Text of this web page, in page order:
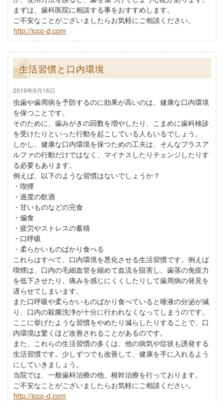
まずは、歯科医院に相談する事をおすすめします。
ご不安なことがございましたらお気軽にご相談ください。
http://icco-d.com
生活習慣と口内環境
2019年9月16日
虫歯や歯周病を予防するのに効果が高いのは、健康な口内環境
を保つことです。
そのために、歯みがきの回数を増やしたり、こまめに歯科検診
を受けたりといった行動を起こしている人もいるでしょう。
しかし、健康な口内環境を保つための工夫は、そんなプラスア
ルファの行動だけではなく、マイナスしたりチェンジしたりす
る必要もあります。
例えば、以下のような習慣はないでしょうか？
・喫煙
・過度の飲酒
・甘いものなどの完食
・偏食
・疲労やストレスの蓄積
・口呼吸
・柔らかいものばかり食べる
これらはすべて、口内環境を悪化させる生活習慣です。例えば
喫煙は、口内の毛細血管を縮めて血流を阻害し、歯茎の免疫力
を低下させたり、痛みを感じにくくしたりして歯周病の発見を
遅らせてしまいます。
また口呼吸や柔らかいものばかり食べていると唾液の分泌が減
り、口内の殺菌洗浄が十分に行われなくなってしまうのです。
ここに挙げたような習慣をやめたり減らしたりすることで、口
内環境は驚くほど改善されることがあるのです。
また、これらの生活習慣の多くは、他の病気や症状も誘発する
生活習慣です。少しずつでも改善して、健康を手に入れるよう
にしていきましょう。
当院では、一般歯科治療の他、根幹治療を行っております。
ご不安なことがございましたらお気軽にご相談ください。
http://icco-d.com